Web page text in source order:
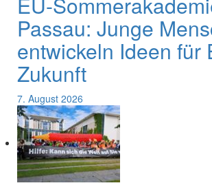
Passau: Junge
entwickeln Ideen für
Zukunft
7. August 2026